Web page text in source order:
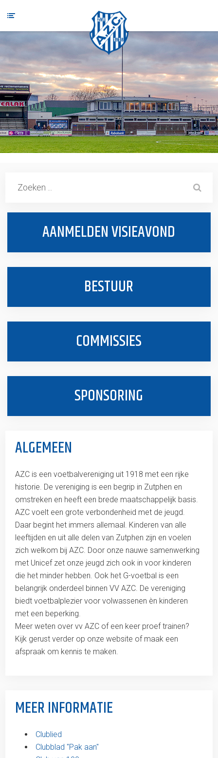
AANMELDEN VISIEAVOND
BESTUUR
COMMISSIES
SPONSORING
ALGEMEEN
AZC is een voetbalvereniging uit 1918 met een rijke
historie. De vereniging is een begrip in Zutphen en
omstreken en heeft een brede maatschappelijk basis.
AZC voelt een grote verbondenheid met de jeugd.
Daar begint het immers allemaal. Kinderen van alle
leeftijden en uit alle delen van Zutphen zijn en voelen
zich welkom bij AZC. Door onze nauwe samenwerking
met Unicef zet onze jeugd zich ook in voor kinderen
die het minder hebben. Ook het G-voetbal is een
belangrijk onderdeel binnen VV AZC. De vereniging
biedt voetbalplezier voor volwassenen èn kinderen
met een beperking.
Meer weten over vv AZC of een keer proef trainen?
Kijk gerust verder op onze website of maak een
afspraak om kennis te maken.
MEER INFORMATIE
Clublied
Clubblad ''Pak aan''